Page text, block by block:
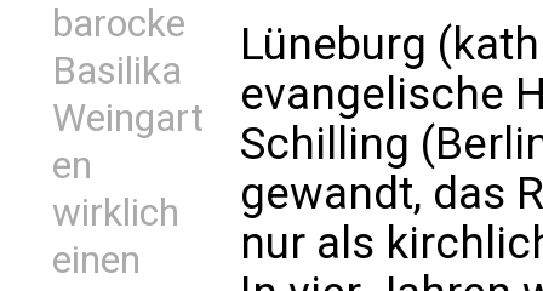
barocke
Basilika
Weingart
en
wirklich
einen
Lüneburg
evangelische
Schilling
gewandt, das
nur als